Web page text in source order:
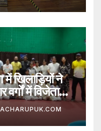
में खिलाड़ियों ने
वर्गों में विजेता